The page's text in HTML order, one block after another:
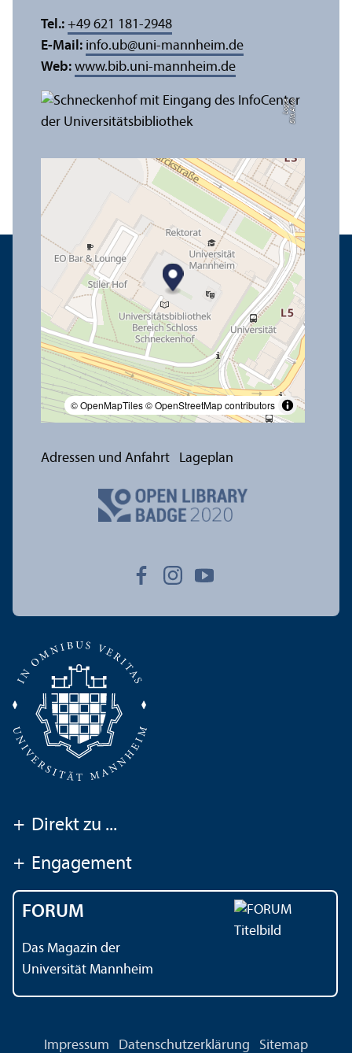
Bil
d:
A
n
n
a
L
o
g
u
e
© OpenMapTiles© OpenStreetMap contributors
Tel.: +49 621 181-2948
E-Mail: info.ub@uni-mannheim.de
Web: www.bib.uni-mannheim.de
Adressen und Anfahrt Lageplan
+ Direkt zu ...
+ Engagement
FORUM
Das Magazin der
Universität Mannheim
Impressum Datenschutz­erklärung Sitemap